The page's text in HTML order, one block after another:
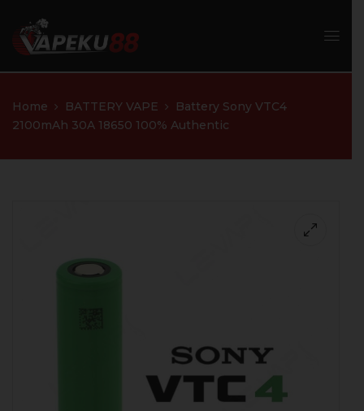
Home BATTERY VAPE
Battery Sony VTC4
2100mAh 30A 18650 100% Authentic